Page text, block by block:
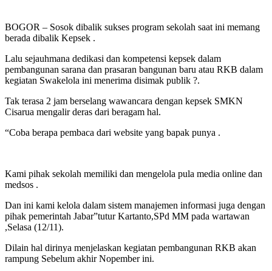
BOGOR – Sosok dibalik sukses program sekolah saat ini memang
berada dibalik Kepsek .
Lalu sejauhmana dedikasi dan kompetensi kepsek dalam
pembangunan sarana dan prasaran bangunan baru atau RKB dalam
kegiatan Swakelola ini menerima disimak publik ?.
Tak terasa 2 jam berselang wawancara dengan kepsek SMKN
Cisarua mengalir deras dari beragam hal.
“Coba berapa pembaca dari website yang bapak punya .
Kami pihak sekolah memiliki dan mengelola pula media online dan
medsos .
Dan ini kami kelola dalam sistem manajemen informasi juga dengan
pihak pemerintah Jabar”tutur Kartanto,SPd MM pada wartawan
,Selasa (12/11).
Dilain hal dirinya menjelaskan kegiatan pembangunan RKB akan
rampung Sebelum akhir Nopember ini.